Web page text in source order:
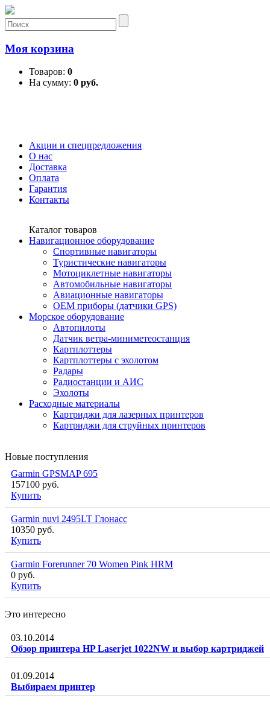
Моя корзина
Товаров: 0
На сумму: 0 руб.
Акции и спецпредложения
О нас
Доставка
Оплата
Гарантия
Контакты
Каталог товаров
Навигационное оборудование
Спортивные навигаторы
Туристические навигаторы
Мотоциклетные навигаторы
Автомобильные навигаторы
Авиационные навигаторы
OEM приборы (датчики GPS)
Морское оборудование
Автопилоты
Датчик ветра-миниметеостанция
Картплоттеры
Картплоттеры с эхолотом
Радары
Радиостанции и АИС
Эхолоты
Расходные материалы
Картриджи для лазерных принтеров
Картриджи для струйных принтеров
Новые поступления
Garmin GPSMAP 695
157100 руб.
Купить
Garmin nuvi 2495LT Глонасс
10350 руб.
Купить
Garmin Forerunner 70 Women Pink HRM
0 руб.
Купить
Это интересно
03.10.2014
Обзор принтера HP Laserjet 1022NW и выбор картриджей
01.09.2014
Выбираем принтер